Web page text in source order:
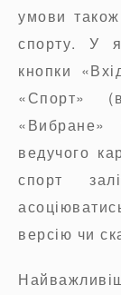
умови
спорту. У
кнопки
«Спорт»
ведучого
спорт
версію чи